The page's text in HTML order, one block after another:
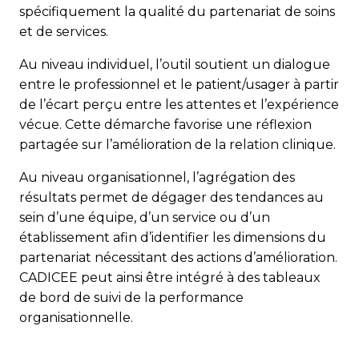
spécifiquement la qualité du partenariat de soins
et de services.
Au niveau individuel, l’outil soutient un dialogue
entre le professionnel et le patient/usager à partir
de l’écart perçu entre les attentes et l’expérience
vécue. Cette démarche favorise une réflexion
partagée sur l’amélioration de la relation clinique.
Au niveau organisationnel, l’agrégation des
résultats permet de dégager des tendances au
sein d’une équipe, d’un service ou d’un
établissement afin d’identifier les dimensions du
partenariat nécessitant des actions d’amélioration.
CADICEE peut ainsi être intégré à des tableaux
de bord de suivi de la performance
organisationnelle.